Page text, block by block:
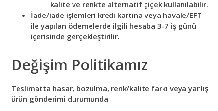
kalite ve renkte alternatif çiçek kullanılabilir.
İade/iade işlemleri kredi kartına veya havale/EFT
ile yapılan ödemelerde ilgili hesaba 3-7 iş günü
içerisinde gerçekleştirilir.
Değişim Politikamız
Teslimatta hasar, bozulma, renk/kalite farkı veya yanlış
ürün gönderimi durumunda: